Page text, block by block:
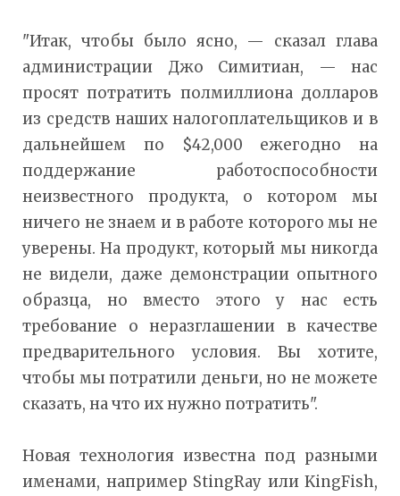
"Итак, чтобы было ясно, — сказал глава
администрации Джо Симитиан, — нас
просят потратить полмиллиона долларов
из средств наших налогоплательщиков и в
дальнейшем по $42,000 ежегодно на
поддержание работоспособности
неизвестного продукта, о котором мы
ничего не знаем и в работе которого мы не
уверены. На продукт, который мы никогда
не видели, даже демонстрации опытного
образца, но вместо этого у нас есть
требование о неразглашении в качестве
предварительного условия. Вы хотите,
чтобы мы потратили деньги, но не можете
сказать, на что их нужно потратить".
Новая технология известна под разными
именами, например StingRay или KingFish,